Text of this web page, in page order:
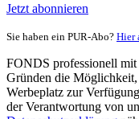
Jetzt abonnieren
Sie haben ein PUR-Abo? Hier
FONDS professionell
Gründen die Möglichkeit,
Werbeplatz zur
der Verantwortung von